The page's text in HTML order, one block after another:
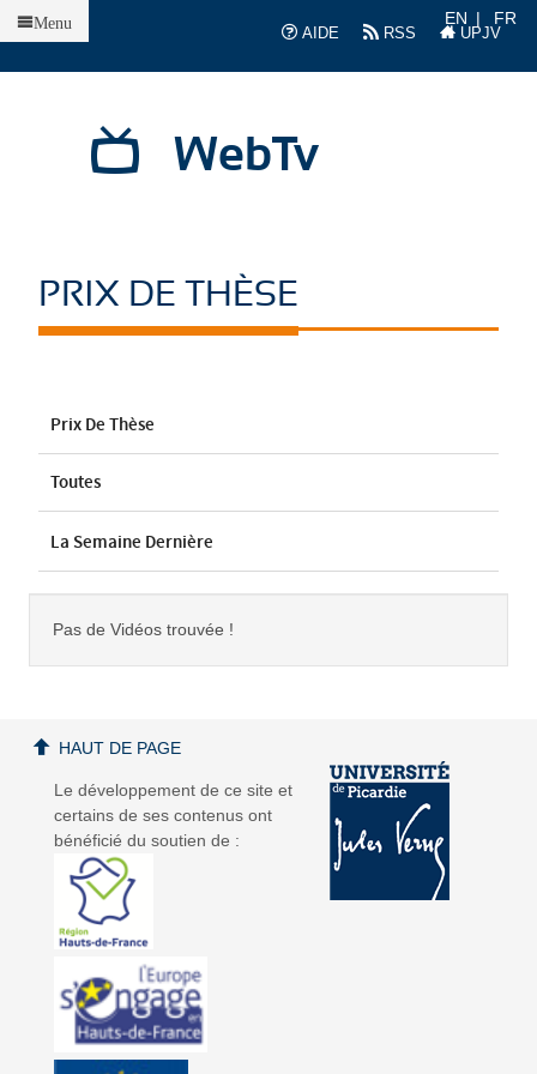
AIDE
RSS UPJV
EN FR
WebTv
Menu
PRIX DE THÈSE
Prix De Thèse
Toutes
La Semaine Dernière
Pas de Vidéos trouvée !
Le développement de ce site et
certains de ses contenus ont
bénéficié du soutien de :
HAUT DE PAGE